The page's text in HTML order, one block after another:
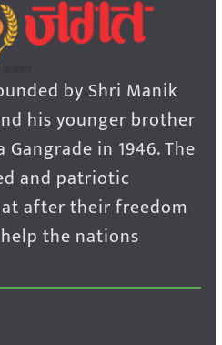
by Shri Manik
his younger brother
in 1946. The
and patriotic
after their freedom
the nations